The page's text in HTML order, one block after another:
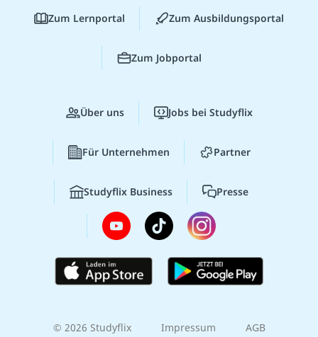
Zum Lernportal Zum Ausbildungsportal
Zum Jobportal
Über uns Jobs bei Studyflix
Für Unternehmen Partner
Studyflix Business Presse
© 2026 Studyflix Impressum AGB